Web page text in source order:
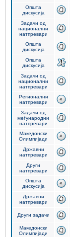
Општа
дискусија
Задачи од
национални
натпревари
Општа
дискусија
Општа
дискусија
Задачи од
национални
натпревари
Регионални
натпревари
Задачи од
меѓународни
натпревари
Македонски
Олимпијади
Државни
натпревари
Други
натпревари
Општа
дискусија
Државни
натпревари
Други задачи
Македонски
Олимпијади